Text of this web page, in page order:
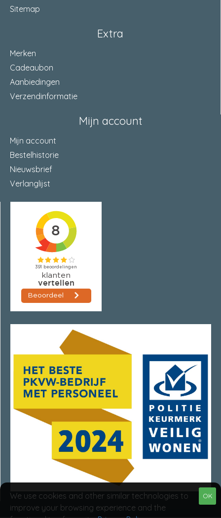
Sitemap
Extra
Merken
Cadeaubon
Aanbiedingen
Verzendinformatie
Mijn account
Mijn account
Bestelhistorie
Nieuwsbrief
Verlanglijst
OK
We use cookies and other similar technologies to
improve your browsing experience and the